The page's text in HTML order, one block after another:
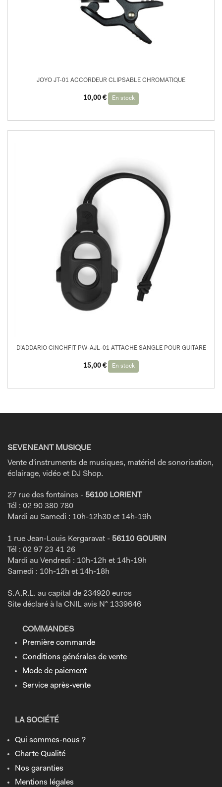
JOYO JT-01 ACCORDEUR CLIPSABLE CHROMATIQUE
10,00 € En stock
D’ADDARIO CINCHFIT PW-AJL-01 ATTACHE SANGLE POUR GUITARE
15,00 € En stock
SEVENEANT MUSIQUE
Vente d'instruments de musiques, matériel de sonorisation,
éclairage, vidéo et DJ Shop.
27 rue des fontaines - 56100 LORIENT
Tél : 02 90 380 780
Mardi au Samedi : 10h-12h30 et 14h-19h
1 rue Jean-Louis Kergaravat - 56110 GOURIN
Tél : 02 97 23 41 26
Mardi au Vendredi : 10h-12h et 14h-19h
Samedi : 10h-12h et 14h-18h
S.A.R.L. au capital de 234920 euros
Site déclaré à la CNIL avis N° 1339646
COMMANDES
Première commande
Conditions générales de vente
Mode de paiement
Service après-vente
LA SOCIÉTÉ
Qui sommes-nous ?
Charte Qualité
Nos garanties
Mentions légales